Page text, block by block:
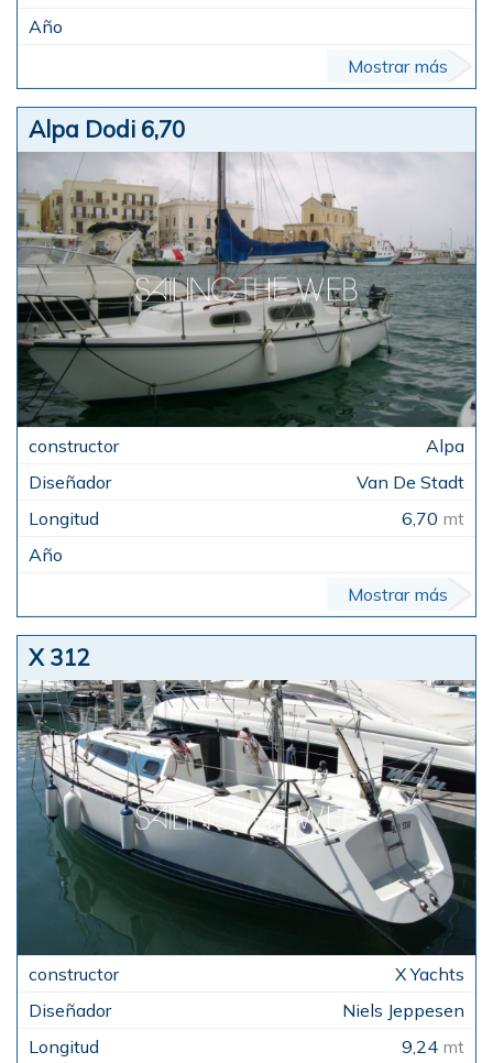
Mostrar más
Alpa Dodi 6,70
Alpa
Van De Stadt
6,70 mt
Mostrar más
X 312
X Yachts
Niels Jeppesen
9,24 mt